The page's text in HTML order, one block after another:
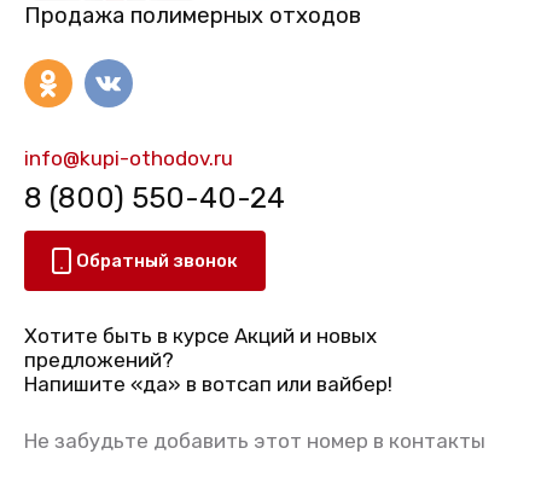
Продажа полимерных отходов
info@kupi-othodov.ru
8 (800) 550-40-24
Обратный звонок
Хотите быть в курсе Акций и новых
предложений?
Напишите «да» в вотсап или вайбер!
Не забудьте добавить этот номер в контакты